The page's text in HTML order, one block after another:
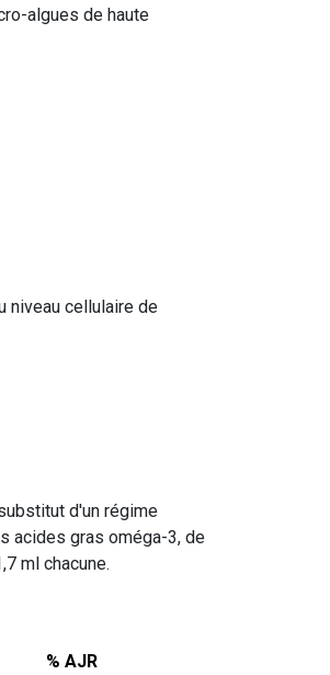
algues de haute
niveau cellulaire de
d'un régime
acides gras oméga-3, de
ml chacune.
% AJR